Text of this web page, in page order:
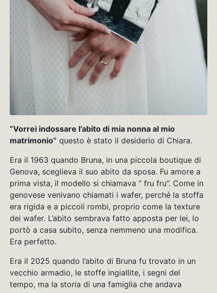
“Vorrei indossare l’abito di mia nonna al mio
matrimonio” questo è stato il desiderio di Chiara.
Era il 1963 quando Bruna, in una piccola boutique di
Genova, sceglieva il suo abito da sposa. Fu amore a
prima vista, il modello si chiamava “ fru fru”. Come in
genovese venivano chiamati i wafer, perché la stoffa
era rigida e a piccoli rombi, proprio come la texture
dei wafer. L’abito sembrava fatto apposta per lei, lo
portò a casa subito, senza nemmeno una modifica.
Era perfetto.
Era il 2025 quando l’abito di Bruna fu trovato in un
vecchio armadio, le stoffe ingiallite, i segni del
tempo, ma la storia di una famiglia che andava